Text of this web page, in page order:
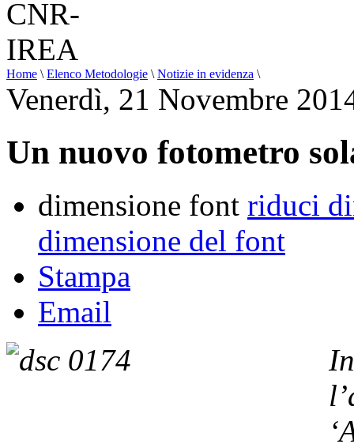
Home \ Elenco Metodologie \ Notizie in evidenza \
Venerdì, 21 Novembre
Un nuovo fotometro
dimensione font riduci
dimensione del font
Stampa
Email